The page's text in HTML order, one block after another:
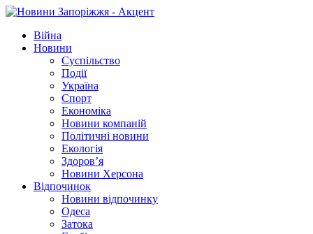
Війна
Новини
Суспільство
Події
Україна
Спорт
Економіка
Новини компаній
Політичні новини
Екологія
Здоров’я
Новини Херсона
Відпочинок
Новини відпочинку
Одеса
Затока